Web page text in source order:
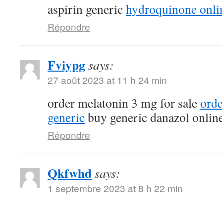
aspirin generichydroquinone
Répondre
Fviypgsays:
27 août 2023 at 11 h 24 min
order melatonin 3 mg for sale
genericbuy generic danazol
Répondre
Qkfwhdsays:
1 septembre 2023 at 8 h 22 min